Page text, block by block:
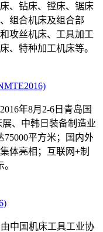
、钻床、镗床、锯床
组合机床及组合部
攻丝机床、工具加工
、特种加工机床等。
年8月2-6日青岛国
、中韩日装备制造业
平方米；国内外
体亮相；互联网+制
中国机床工具工业协